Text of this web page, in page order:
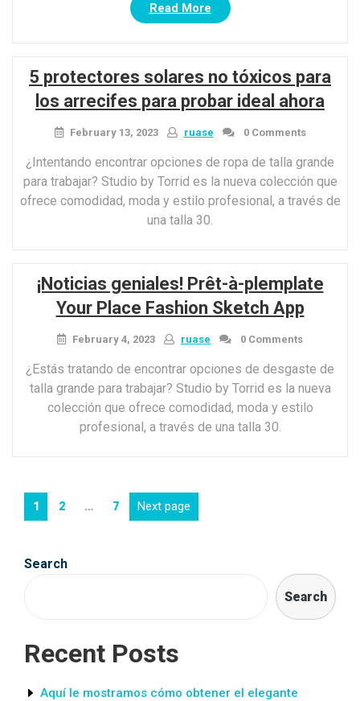
Read More“Las
mejores
miradas
en
el
Día
del
Festival
Música
de
Coachella
5 protectores solares no tóxicos para
los arrecifes para probar ideal ahora
February 13, 2023 ruase 0 Comments
¿Intentando encontrar opciones de ropa de talla grande
para trabajar? Studio by Torrid es la nueva colección que
ofrece comodidad, moda y estilo profesional, a través de
una talla 30.
¡Noticias geniales! Prêt-à-plemplate
Your Place Fashion Sketch App
February 4, 2023 ruase 0 Comments
¿Estás tratando de encontrar opciones de desgaste de
talla grande para trabajar? Studio by Torrid es la nueva
colección que ofrece comodidad, moda y estilo
profesional, a través de una talla 30.
Posts
Page
1 Page
2 … Page
7 Next page
Search
Search
Recent Posts
Aquí le mostramos cómo obtener el elegante